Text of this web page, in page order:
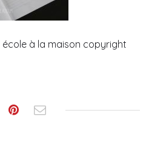
à la maison copyright